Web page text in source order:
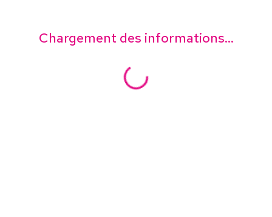
Chargement des informations...